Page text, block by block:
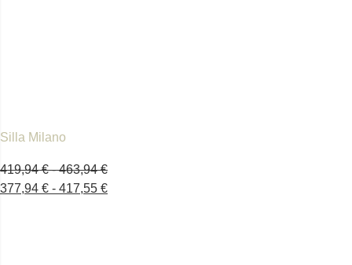
Silla Milano
419,94€ - 463,94€
377,94 € - 417,55 €